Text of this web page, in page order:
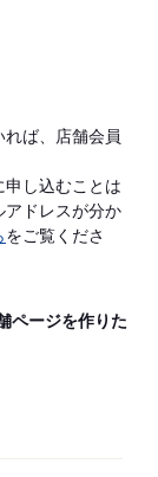
ば、店舗会員
申し込むことは
アドレスが分か
をご覧くださ
ページを作りた